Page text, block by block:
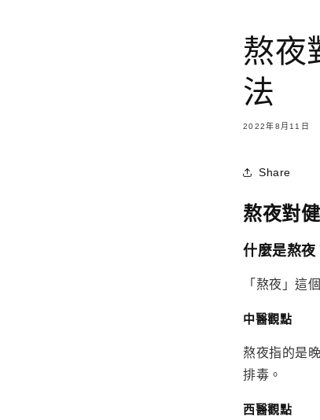
熬夜
法
2022年8月11日
Share
熬夜對
什麼是熬
「熬夜」這
中醫觀點
熬夜指的是
排毒。
西醫觀點